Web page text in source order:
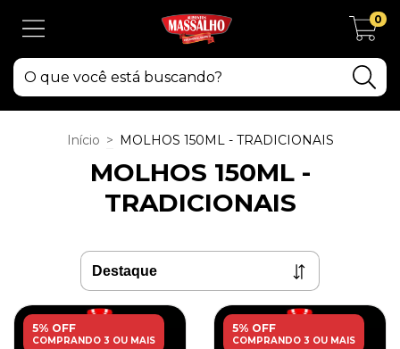
0
Início > MOLHOS 150ML - TRADICIONAIS
MOLHOS 150ML -
TRADICIONAIS
5% OFF
COMPRANDO 3 OU MAIS
5% OFF
COMPRANDO 3 OU MAIS